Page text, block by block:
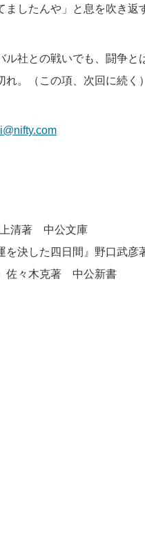
したんや」と息を吹き返
社との戦いでも、 闘争と
。（この項、次回に続く）
上清著 中公文庫
を決した四日間』野口武
佐々木克著 中公新書